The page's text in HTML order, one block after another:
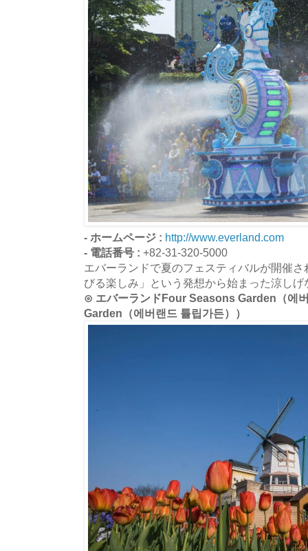
- ホームページ : http://www.everland.com
- 電話番号 : +82-31-320-5000
エバーランドで夏のフェスティバルが開催
びる楽しみ」という発想から始まった涼し
⊙ エバーランドFour Seasons Garden（에
Garden（에버랜드 튤립가든））